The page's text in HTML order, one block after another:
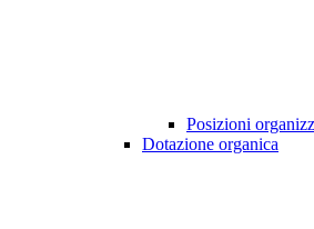
Posizioni
Dotazione organica